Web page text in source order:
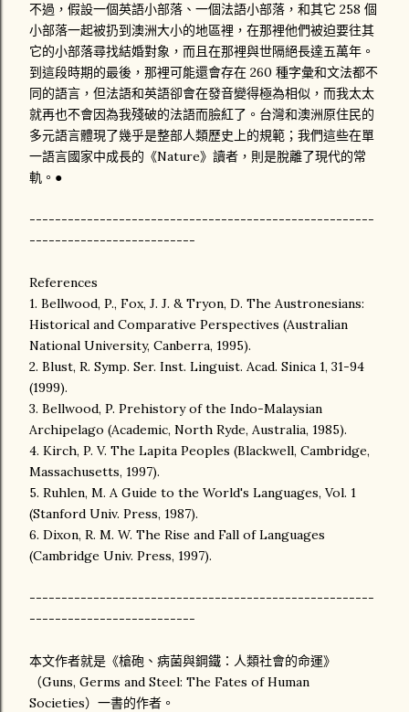
不過，假設一個英語小部落、一個法語小部落，和其它 258 個
小部落一起被扔到澳洲大小的地區裡，在那裡他們被迫要往其
它的小部落尋找結婚對象，而且在那裡與世隔絕長達五萬年。
到這段時期的最後，那裡可能還會存在 260 種字彙和文法都不
同的語言，但法語和英語卻會在發音變得極為相似，而我太太
就再也不會因為我殘破的法語而臉紅了。台灣和澳洲原住民的
多元語言體現了幾乎是整部人類歷史上的規範；我們這些在單
一語言國家中成長的《Nature》讀者，則是脫離了現代的常
軌。●
------------------------------------------------------
--------------------------
References
1. Bellwood, P., Fox, J. J. & Tryon, D. The Austronesians:
Historical and Comparative Perspectives (Australian
National University, Canberra, 1995).
2. Blust, R. Symp. Ser. Inst. Linguist. Acad. Sinica 1, 31-94
(1999).
3. Bellwood, P. Prehistory of the Indo-Malaysian
Archipelago (Academic, North Ryde, Australia, 1985).
4. Kirch, P. V. The Lapita Peoples (Blackwell, Cambridge,
Massachusetts, 1997).
5. Ruhlen, M. A Guide to the World's Languages, Vol. 1
(Stanford Univ. Press, 1987).
6. Dixon, R. M. W. The Rise and Fall of Languages
(Cambridge Univ. Press, 1997).
------------------------------------------------------
--------------------------
本文作者就是《槍砲、病菌與鋼鐵：人類社會的命運》
（Guns, Germs and Steel: The Fates of Human
Societies）一書的作者。